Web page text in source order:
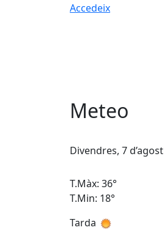
Accedeix
Meteo
Divendres, 7 d’agost
T.Màx: 36°
T.Min: 18°
Tarda